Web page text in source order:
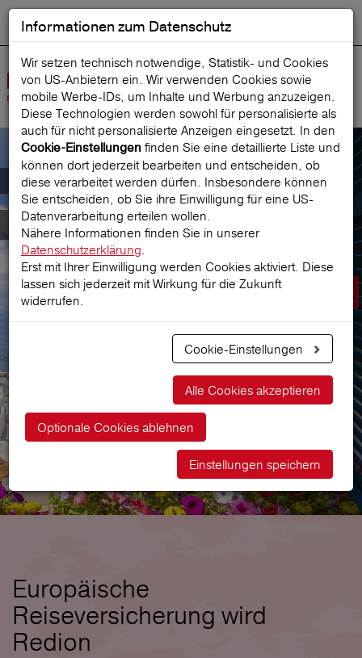
Suche starten
Der österreichische Marktführer für
Reiseversicherungen
Prämie berechnen
Europäische
Reiseversicherung wird
Redion
Informationen zum Datenschutz
Wir setzen technisch notwendige, Statistik- und Cookies
von US-Anbietern ein. Wir verwenden Cookies sowie
mobile Werbe‑IDs, um Inhalte und Werbung anzuzeigen.
Diese Technologien werden sowohl für personalisierte als
auch für nicht personalisierte Anzeigen eingesetzt. In den
Cookie-Einstellungen finden Sie eine detaillierte Liste und
können dort jederzeit bearbeiten und entscheiden, ob
diese verarbeitet werden dürfen. Insbesondere können
Sie entscheiden, ob Sie ihre Einwilligung für eine US-
Datenverarbeitung erteilen wollen.
Nähere Informationen finden Sie in unserer
Datenschutzerklärung.
Erst mit Ihrer Einwilligung werden Cookies aktiviert. Diese
lassen sich jederzeit mit Wirkung für die Zukunft
widerrufen.
Cookie-Einstellungen
Alle Cookies akzeptieren
Optionale Cookies ablehnen
Einstellungen speichern